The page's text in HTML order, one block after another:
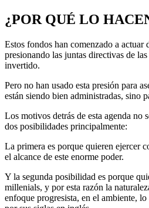
¿POR QUÉ LO
Estos fondos han comenzado a actuar
presionando las juntas directivas de
invertido.
Pero no han usado esta presión para
están siendo bien administradas, sino
Los motivos detrás de esta agenda no
dos posibilidades principalmente:
La primera es porque quieren ejercer
el alcance de este enorme poder.
Y la segunda posibilidad es porque
millenials, y por esta razón la
enfoque progresista, en el ambiente,